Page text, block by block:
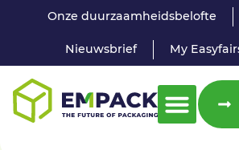
Onze duurzaamheidsbelofte
Nieuwsbrief My